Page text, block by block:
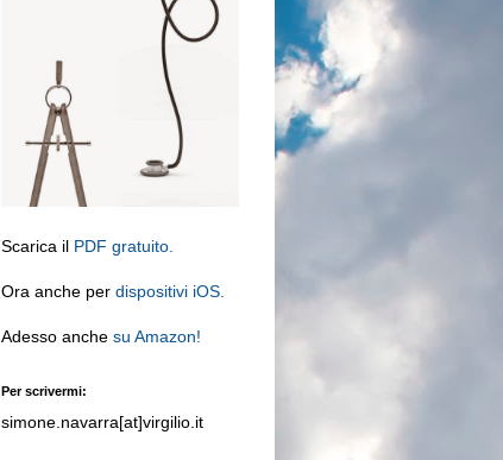
Scarica il PDF gratuito.
Ora anche per dispositivi iOS.
Adesso anche su Amazon!
Per scrivermi:
simone.navarra[at]virgilio.it